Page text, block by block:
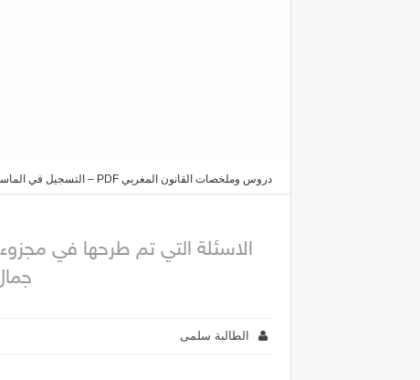
دروس وملخصات القانون المغربي PDF – التسجيل في الماستر والدكتوراه 2025/2026
الاسئلة التي تم طرحها في
الطالبة سلمى